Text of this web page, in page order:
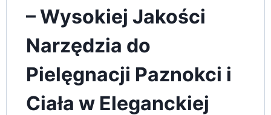
– Wysokiej Jakości
Narzędzia do
Pielęgnacji Paznokci i
Ciała w Eleganckiej